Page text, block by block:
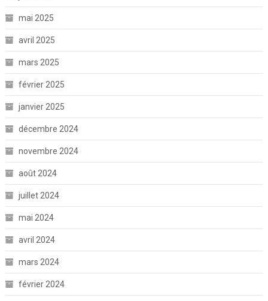
mai 2025
avril 2025
mars 2025
février 2025
janvier 2025
décembre 2024
novembre 2024
août 2024
juillet 2024
mai 2024
avril 2024
mars 2024
février 2024